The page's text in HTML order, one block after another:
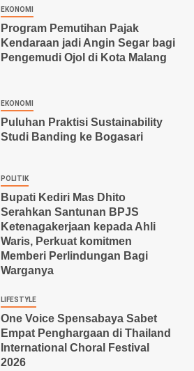
EKONOMI
Program Pemutihan Pajak
Kendaraan jadi Angin Segar bagi
Pengemudi Ojol di Kota Malang
EKONOMI
Puluhan Praktisi Sustainability
Studi Banding ke Bogasari
POLITIK
Bupati Kediri Mas Dhito
Serahkan Santunan BPJS
Ketenagakerjaan kepada Ahli
Waris, Perkuat komitmen
Memberi Perlindungan Bagi
Warganya
LIFESTYLE
One Voice Spensabaya Sabet
Empat Penghargaan di Thailand
International Choral Festival
2026